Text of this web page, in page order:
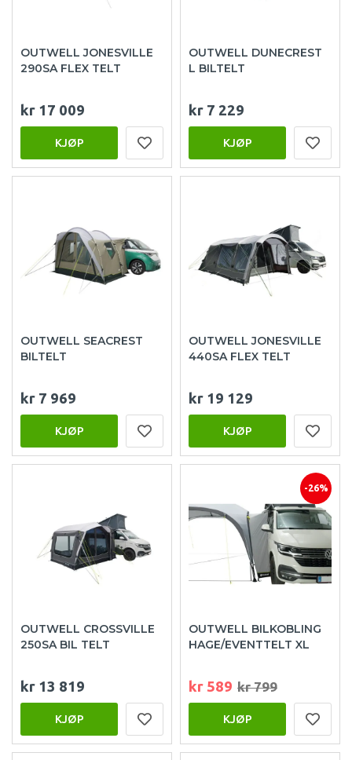
OUTWELL JONESVILLE
290SA FLEX TELT
kr 17 009
KJØP
OUTWELL DUNECREST
L BILTELT
kr 7 229
KJØP
OUTWELL SEACREST
BILTELT
kr 7 969
KJØP
OUTWELL JONESVILLE
440SA FLEX TELT
kr 19 129
KJØP
OUTWELL CROSSVILLE
250SA BIL TELT
kr 13 819
KJØP
-26%
OUTWELL BILKOBLING
HAGE/EVENTTELT XL
kr 589 kr 799
KJØP